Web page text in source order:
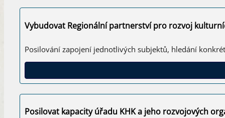
Vybudovat Regionální partnerství pro rozvoj
Posilování zapojení jednotlivých subjektů, hledání
Posilovat kapacity úřadu KHK a jeho rozvojových